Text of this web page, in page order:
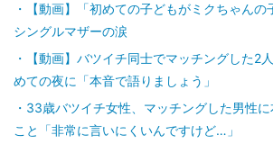
【動画】「初めての子どもがミクちゃん
シングルマザーの涙
【動画】バツイチ同士でマッチングした2
めての夜に「本音で語りましょう」
33歳バツイチ女性、マッチングした男性
こと「非常に言いにくいんですけど…」